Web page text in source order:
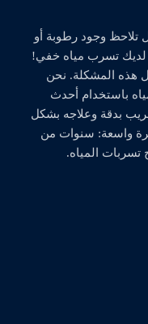
تلاحظ وجود رطوبة أو
تسرب مياه خفي!
هذه المشكلة. نحن
باستخدام أحدث
بدقة وعلاجه بشكل
واسعة: سنوات من
المياه.